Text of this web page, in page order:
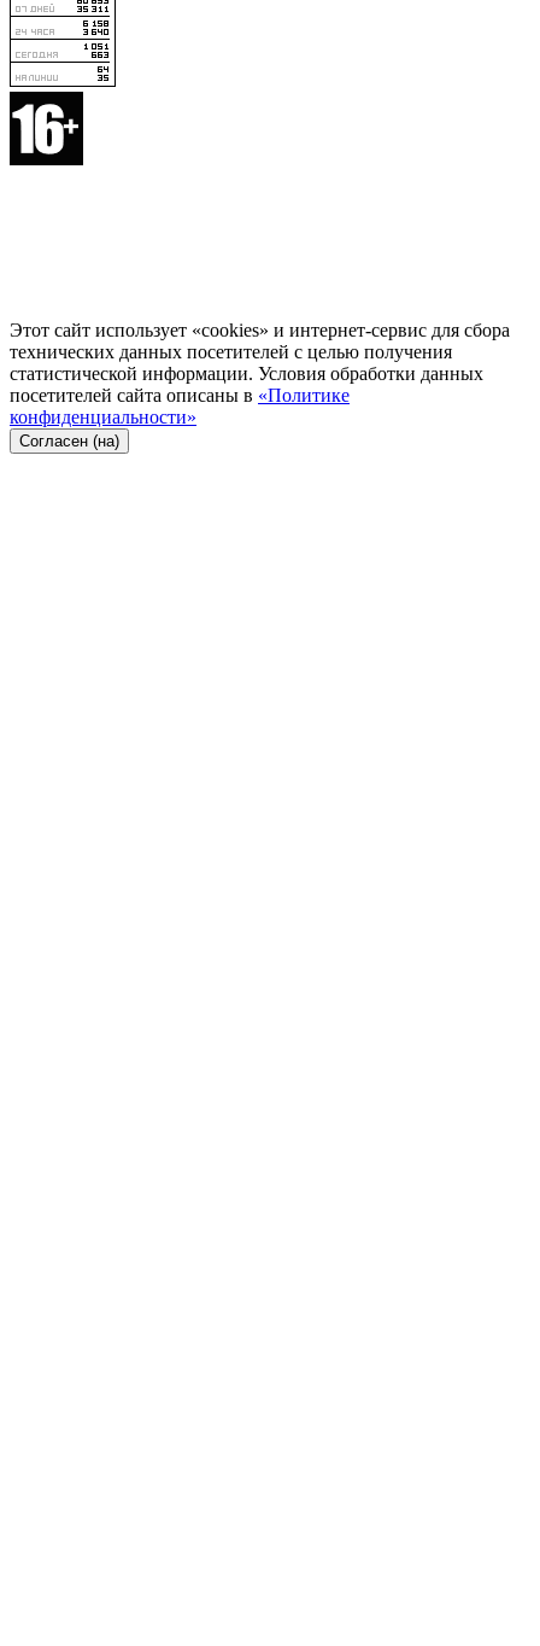
Этот сайт использует «cookies» и интернет-сервис для сбора
технических данных посетителей с целью получения
статистической информации. Условия обработки данных
посетителей сайта описаны в «Политике
конфиденциальности»
Согласен (на)